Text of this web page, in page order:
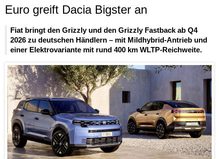
Euro greift Dacia Bigster an
Fiat bringt den Grizzly und den Grizzly Fastback ab Q4
2026 zu deutschen Händlern – mit Mildhybrid-Antrieb und
einer Elektrovariante mit rund 400 km WLTP-Reichweite.